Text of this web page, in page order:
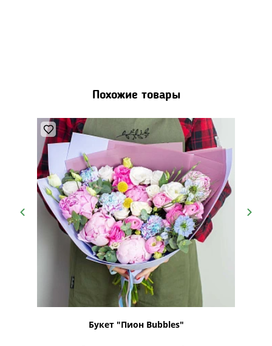
Похожие товары
Букет "Пион Bubbles"